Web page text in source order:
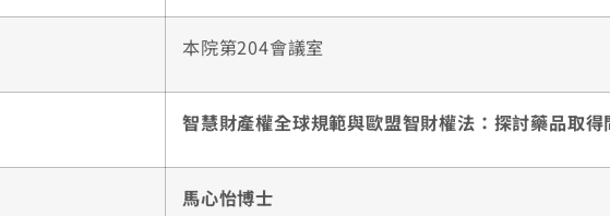
本院第204會議室
智慧財產權全球規範與歐盟智財權法：探討藥品取得
馬心怡博士